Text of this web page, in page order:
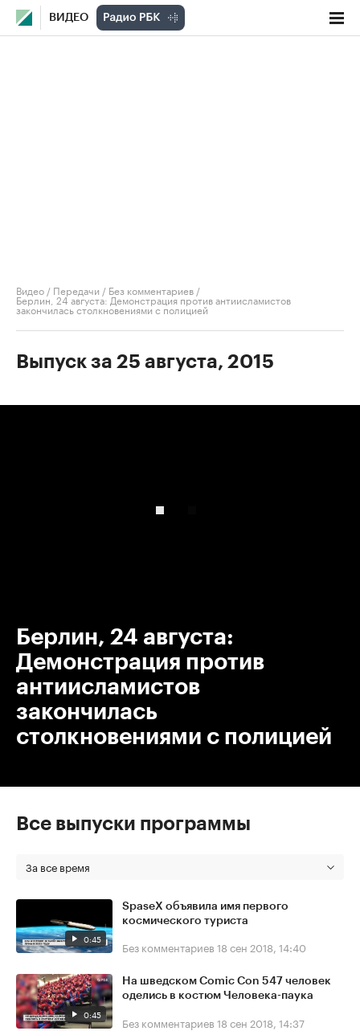
ВИДЕО
Видео / Передачи / Без комментариев /
Берлин, 24 августа: Демонстрация против антиисламистов
закончилась столкновениями с полицией
Выпуск за 25 августа, 2015
Берлин, 24 августа:
Демонстрация против
антиисламистов
закончилась
столкновениями с полицией
Все выпуски программы
За все время
0:45
SpaseX объявила имя первого
космического туриста
Без комментариев 18 сен 2018, 14:40
0:45
На шведском Comic Con 547 человек
оделись в костюм Человека-паука
Без комментариев 18 сен 2018, 14:37